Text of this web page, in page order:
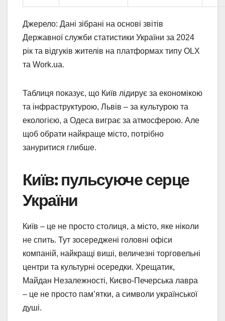
Джерело: Дані зібрані на основі звітів
Державної служби статистики України за 2024
рік та відгуків жителів на платформах типу OLX
та Work.ua.
Таблиця показує, що Київ лідирує за економікою
та інфраструктурою, Львів – за культурою та
екологією, а Одеса виграє за атмосферою. Але
щоб обрати найкраще місто, потрібно
зануритися глибше.
Київ: пульсуюче серце
України
Київ – це не просто столиця, а місто, яке ніколи
не спить. Тут зосереджені головні офіси
компаній, найкращі виші, величезні торговельні
центри та культурні осередки. Хрещатик,
Майдан Незалежності, Києво-Печерська лавра
– це не просто пам’ятки, а символи української
душі.